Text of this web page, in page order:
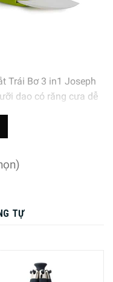
Trái Bơ 3 in1 Joseph
dao có răng cưa dễ
giúp cho việc cầm
TỰ